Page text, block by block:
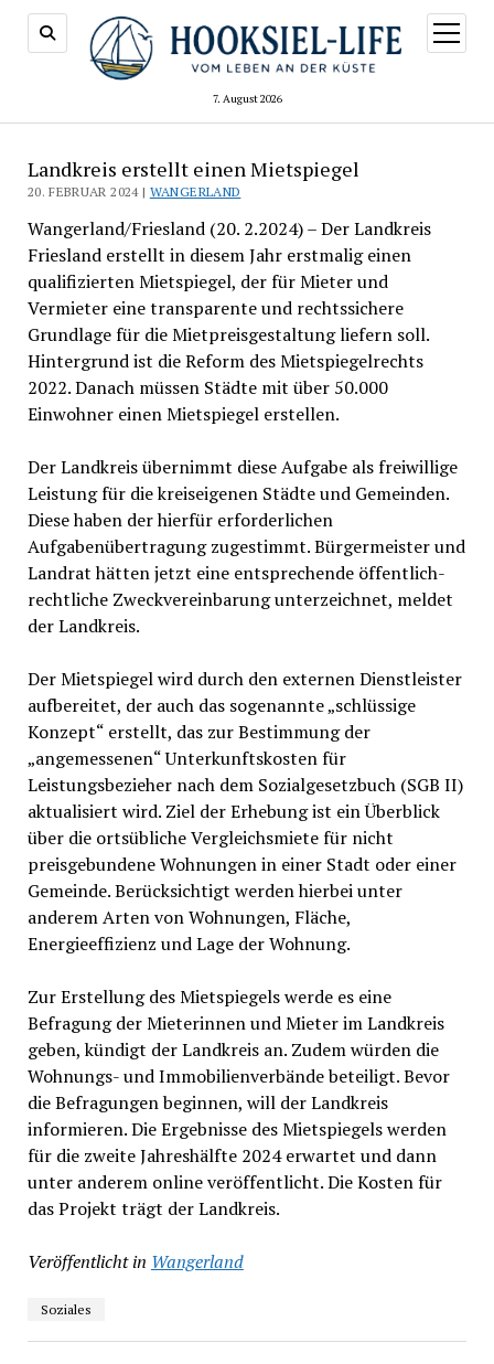
7. August 2026
Menü
öffnen
Landkreis erstellt einen Mietspiegel
20. FEBRUAR 2024 | WANGERLAND
Wangerland/Friesland (20. 2.2024) – Der Landkreis
Friesland erstellt in diesem Jahr erstmalig einen
qualifizierten Mietspiegel, der für Mieter und
Vermieter eine transparente und rechtssichere
Grundlage für die Mietpreisgestaltung liefern soll.
Hintergrund ist die Reform des Mietspiegelrechts
2022. Danach müssen Städte mit über 50.000
Einwohner einen Mietspiegel erstellen.
Der Landkreis übernimmt diese Aufgabe als freiwillige
Leistung für die kreiseigenen Städte und Gemeinden.
Diese haben der hierfür erforderlichen
Aufgabenübertragung zugestimmt. Bürgermeister und
Landrat hätten jetzt eine entsprechende öffentlich-
rechtliche Zweckvereinbarung unterzeichnet, meldet
der Landkreis.
Der Mietspiegel wird durch den externen Dienstleister
aufbereitet, der auch das sogenannte „schlüssige
Konzept“ erstellt, das zur Bestimmung der
„angemessenen“ Unterkunftskosten für
Leistungsbezieher nach dem Sozialgesetzbuch (SGB II)
aktualisiert wird. Ziel der Erhebung ist ein Überblick
über die ortsübliche Vergleichsmiete für nicht
preisgebundene Wohnungen in einer Stadt oder einer
Gemeinde. Berücksichtigt werden hierbei unter
anderem Arten von Wohnungen, Fläche,
Energieeffizienz und Lage der Wohnung.
Zur Erstellung des Mietspiegels werde es eine
Befragung der Mieterinnen und Mieter im Landkreis
geben, kündigt der Landkreis an. Zudem würden die
Wohnungs- und Immobilienverbände beteiligt. Bevor
die Befragungen beginnen, will der Landkreis
informieren. Die Ergebnisse des Mietspiegels werden
für die zweite Jahreshälfte 2024 erwartet und dann
unter anderem online veröffentlicht. Die Kosten für
das Projekt trägt der Landkreis.
Veröffentlicht in Wangerland
Soziales